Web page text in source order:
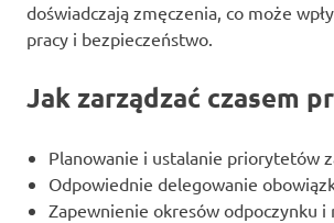
doświadczają zmęczenia, co może
pracy i bezpieczeństwo.
Jak zarządzać czasem
Planowanie i ustalanie priorytetów
Odpowiednie delegowanie
Zapewnienie okresów odpoczynku i